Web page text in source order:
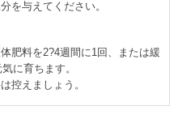
を与えてください。
肥料を2?4週間に1回、または緩
に育ちます。
控えましょう。